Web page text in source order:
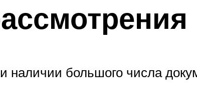
наличии большого числа